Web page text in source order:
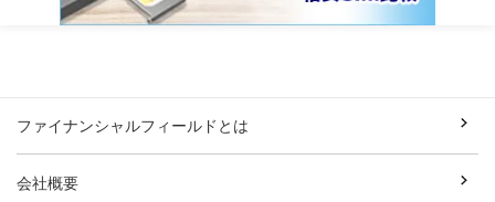
ファイナンシャルフィールドとは
会社概要